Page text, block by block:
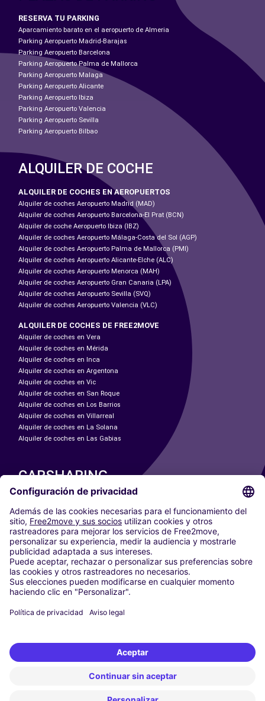
RESERVA TU PARKING
Aparcamiento barato en el aeropuerto de Almeria
Parking Aeropuerto Madrid-Barajas
Parking Aeropuerto Barcelona
Parking Aeropuerto Palma de Mallorca
Parking Aeropuerto Malaga
Parking Aeropuerto Alicante
Parking Aeropuerto Ibiza
Parking Aeropuerto Valencia
Parking Aeropuerto Sevilla
Parking Aeropuerto Bilbao
ALQUILER DE COCHE
ALQUILER DE COCHES EN AEROPUERTOS
Alquiler de coches Aeropuerto Madrid (MAD)
Alquiler de coches Aeropuerto Barcelona-El Prat (BCN)
Alquiler de coche Aeropuerto Ibiza (IBZ)
Alquiler de coches Aeropuerto Málaga-Costa del Sol (AGP)
Alquiler de coches Aeropuerto Palma de Mallorca (PMI)
Alquiler de coches Aeropuerto Alicante-Elche (ALC)
Alquiler de coches Aeropuerto Menorca (MAH)
Alquiler de coches Aeropuerto Gran Canaria (LPA)
Alquiler de coches Aeropuerto Sevilla (SVQ)
Alquiler de coches Aeropuerto Valencia (VLC)
ALQUILER DE COCHES DE FREE2MOVE
Alquiler de coches en Vera
Alquiler de coches en Mérida
Alquiler de coches en Inca
Alquiler de coches en Argentona
Alquiler de coches en Vic
Alquiler de coches en San Roque
Alquiler de coches en Los Barrios
Alquiler de coches en Villarreal
Alquiler de coches en La Solana
Alquiler de coches en Las Gabias
CARSHARING
NUESTRAS CIUDADES
Paris
Madrid
Washington DC
Milán
Roma
Turín
Viena
Berlín
Düsseldorf